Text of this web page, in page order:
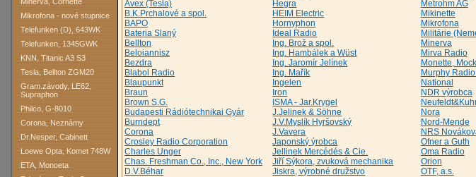
Mikrofona - nové stupnice
Telefunken (D), 643WK
Telefunken, 1345GWK
KNN, Titanic A3 S3
Tesla, Bellton ZGM20
Gram.závody, LE62,
Supraphon
Philco, G-8010
Corona, Neznámy
Dr.Nesper, Cabinett
Loewe Opta, Komet 748W
ETA, Monoeta
Avex (Tesla)
B.K.Prchalové a spol.
BAPO
Bateria Slaný
Bellton
Beloiannisz
Bezdra
Blabol Radio
Blaupunkt
Braun
Brown S.G.
Budapesti Rádiótechnikai Gyár
Burndept
Corona
Crosley Radio Corporation
Charles Unger
Chas. Freshman Co., Inc., New York
D.V.Béhar
Hegra
HEIM Electric
Hornyphon
Ideal Radio
Ing. Brož a spol.
Ing. Hambálek a Wüst
Ing. Jaromír Jelínek
Ing. Mařík
Ingelen
Iron
ISMA - Jar.Krygel
J.Jelinek & Söhne
J.V.Myslík Hyršovský
J.Vavera
Japonský ýrobca
Jellinek Mercédés & Cie.
Jiří Sýkora, zvuková mechanika
Jiskra, výrobné družstvo
Metrohm AG
Mikinette
Mikrofona
Militárie
Minerva
Mirva Radio
Monette,
Murphy Radio
National
NDR výrobca
Nora
Nord-Mende
NRS
Ofner a Guth
Oma Radio
Orion
OTF, a.s.